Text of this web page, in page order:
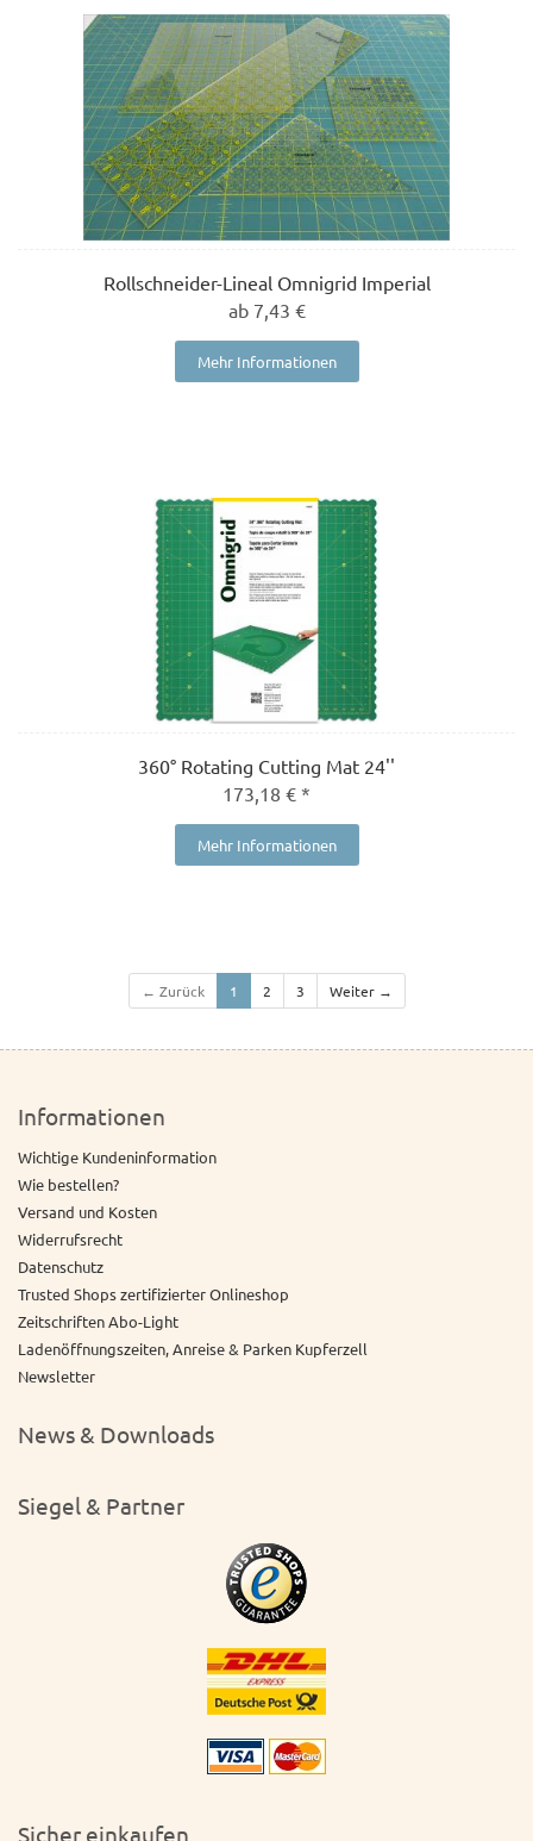
Rollschneider-Lineal Omnigrid Imperial
ab 7,43 €
Mehr Informationen
360° Rotating Cutting Mat 24''
173,18 € *
Mehr Informationen
← Zurück 1 2 3 Weiter →
Informationen
Wichtige Kundeninformation
Wie bestellen?
Versand und Kosten
Widerrufsrecht
Datenschutz
Trusted Shops zertifizierter Onlineshop
Zeitschriften Abo-Light
Ladenöffnungszeiten, Anreise & Parken Kupferzell
Newsletter
News & Downloads
Siegel & Partner
Sicher einkaufen